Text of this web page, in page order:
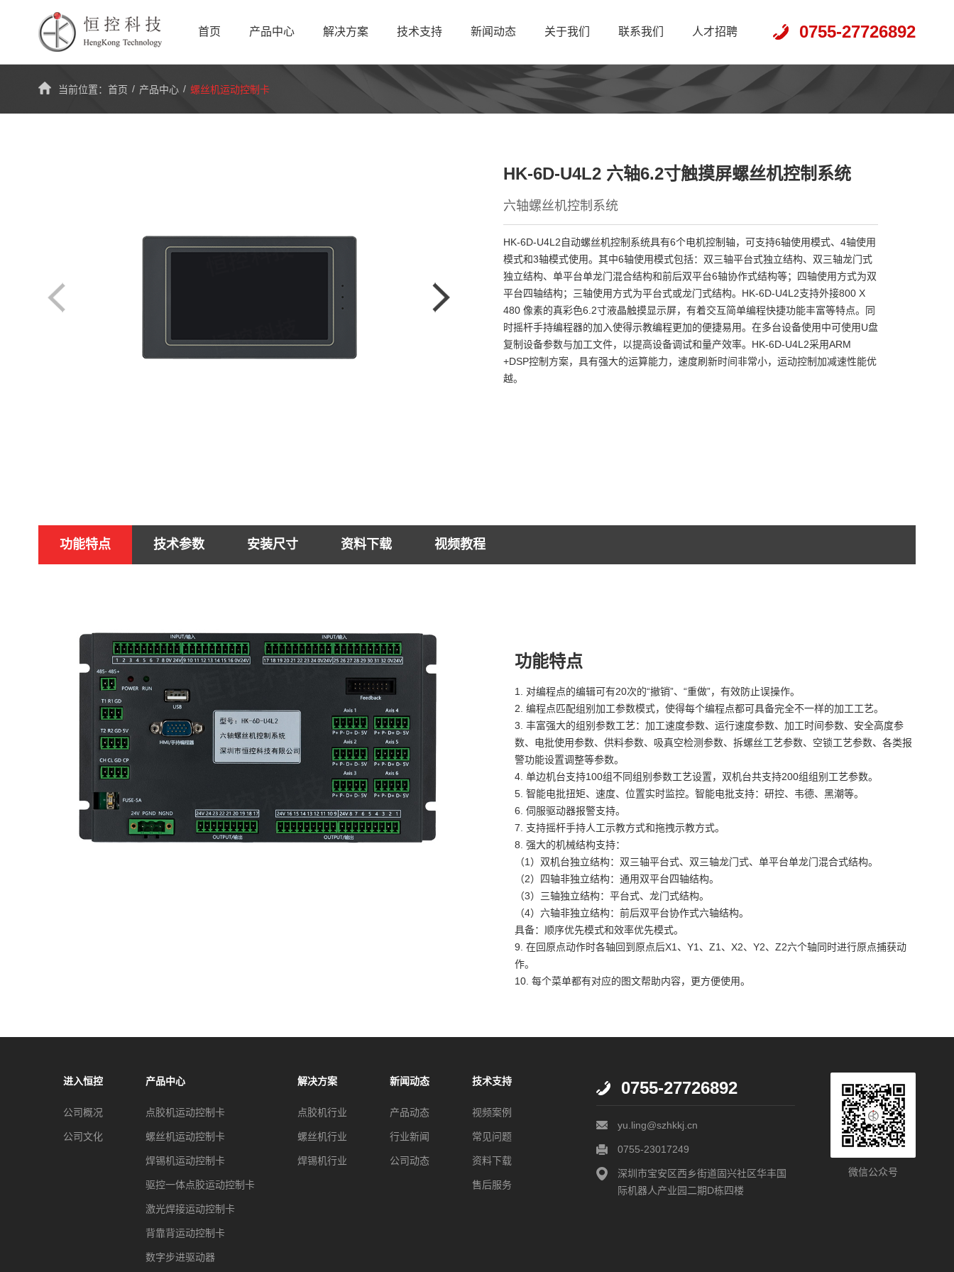
首页 产品中心 解决方案 技术支持 新闻动态 关于我们 联系我们 人才招聘 0755-27726892
当前位置： 首页 / 产品中心 / 螺丝机运动控制卡
HK-6D-U4L2 六轴6.2寸触摸屏螺丝机控制系统
六轴螺丝机控制系统
HK-6D-U4L2自动螺丝机控制系统具有6个电机控制轴，可支持6轴使用模式、4轴使用
模式和3轴模式使用。其中6轴使用模式包括：双三轴平台式独立结构、双三轴龙门式
独立结构、单平台单龙门混合结构和前后双平台6轴协作式结构等；四轴使用方式为双
平台四轴结构；三轴使用方式为平台式或龙门式结构。HK-6D-U4L2支持外接800 X
480 像素的真彩色6.2寸液晶触摸显示屏，有着交互简单编程快捷功能丰富等特点。同
时摇杆手持编程器的加入使得示教编程更加的便捷易用。在多台设备使用中可使用U盘
复制设备参数与加工文件，以提高设备调试和量产效率。HK-6D-U4L2采用ARM
+DSP控制方案，具有强大的运算能力，速度刷新时间非常小，运动控制加减速性能优
越。
功能特点 技术参数 安装尺寸 资料下载 视频教程
功能特点
1. 对编程点的编辑可有20次的“撤销”、“重做”，有效防止误操作。
2. 编程点匹配组别加工参数模式，使得每个编程点都可具备完全不一样的加工工艺。
3. 丰富强大的组别参数工艺：加工速度参数、运行速度参数、加工时间参数、安全高度参
数、电批使用参数、供料参数、吸真空检测参数、拆螺丝工艺参数、空锁工艺参数、各类报
警功能设置调整等参数。
4. 单边机台支持100组不同组别参数工艺设置，双机台共支持200组组别工艺参数。
5. 智能电批扭矩、速度、位置实时监控。智能电批支持：研控、韦德、黑潮等。
6. 伺服驱动器报警支持。
7. 支持摇杆手持人工示教方式和拖拽示教方式。
8. 强大的机械结构支持：
（1）双机台独立结构：双三轴平台式、双三轴龙门式、单平台单龙门混合式结构。
（2）四轴非独立结构：通用双平台四轴结构。
（3）三轴独立结构：平台式、龙门式结构。
（4）六轴非独立结构：前后双平台协作式六轴结构。
具备：顺序优先模式和效率优先模式。
9. 在回原点动作时各轴回到原点后X1、Y1、Z1、X2、Y2、Z2六个轴同时进行原点捕获动
作。
10. 每个菜单都有对应的图文帮助内容，更方便使用。
0755-27726892
yu.ling@szhkkj.cn
0755-23017249
深圳市宝安区西乡街道固兴社区华丰国
际机器人产业园二期D栋四楼
微信公众号
进入恒控
公司概况
公司文化
产品中心
点胶机运动控制卡
螺丝机运动控制卡
焊锡机运动控制卡
驱控一体点胶运动控制卡
激光焊接运动控制卡
背靠背运动控制卡
数字步进驱动器
解决方案
点胶机行业
螺丝机行业
焊锡机行业
新闻动态
产品动态
行业新闻
公司动态
技术支持
视频案例
常见问题
资料下载
售后服务